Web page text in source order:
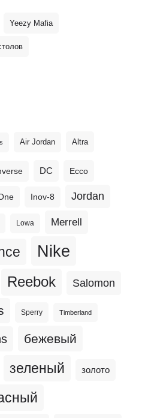
Yeezy Mafia
Air Jordan Altra
DC Ecco
Inov-8 Jordan
Lowa Merrell
Nike
Reebok Salomon
Sperry Timberland
бежевый
зеленый золото